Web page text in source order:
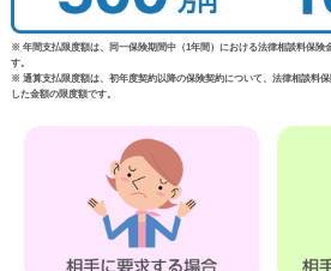
※ 年間支払限度額は、同一保険期間中（1年間）における法律相談料保険
す。
※ 通算支払限度額は、初年度契約以降の保険契約について、法律相談料
した金額の限度額です。